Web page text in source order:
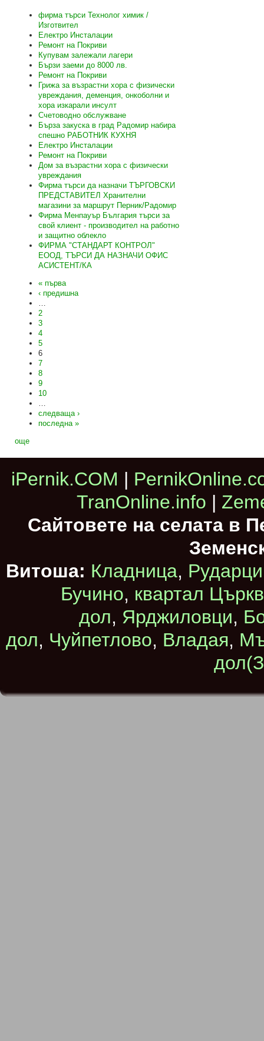
фирма търси Технолог химик /
Изготвител
Електро Инсталации
Ремонт на Покриви
Купувам залежали лагери
Бързи заеми до 8000 лв.
Ремонт на Покриви
Грижа за възрастни хора с физически
увреждания, деменция, онкоболни и
хора изкарали инсулт
Счетоводно обслужване
Бърза закуска в град Радомир набира
спешно РАБОТНИК КУХНЯ
Електро Инсталации
Ремонт на Покриви
Дом за възрастни хора с физически
увреждания
Фирма търси да назначи ТЪРГОВСКИ
ПРЕДСТАВИТЕЛ Хранителни
магазини за маршрут Перник/Радомир
Фирма Менпауър България търси за
свой клиент - производител на работно
и защитно облекло
ФИРМА "СТАНДАРТ КОНТРОЛ"
ЕООД, ТЪРСИ ДА НАЗНАЧИ ОФИС
АСИСТЕНТ/КА
« първа
‹ предишна
…
2
3
4
5
6
7
8
9
10
…
следваща ›
последна »
още
iPernik.COM |
TranOnline.info |
Сайтовете на селата в
Витоша: Кладница, Рударци
Бучино, квартал
дол, Ярджиловци,
дол, Чуйпетлово, Владая,